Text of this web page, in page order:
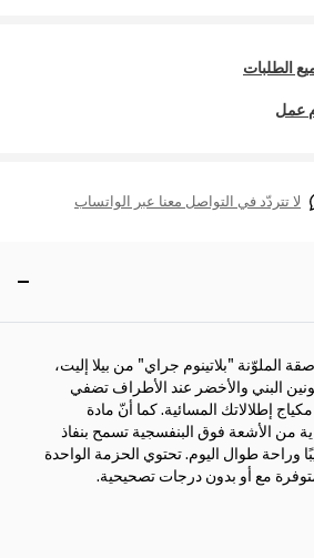
الطلبات
لا تتردّد في التواصل معنا عبر الواتساب
الملوّنة "بلاتينوم جراي" من بيلا إليت،
البني والأخضر عند الأطراف تضفي
إطلالاتك المسائية. كما أنّ مادة
من الأشعة فوق البنفسجية تسمح بنفاذ
وراحة طوال اليوم. تحتوي الحزمة الواحدة